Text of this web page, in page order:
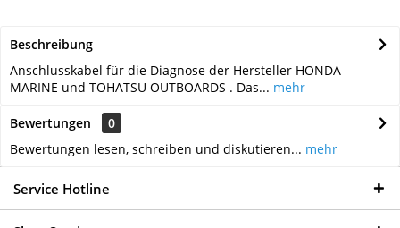
Beschreibung
Anschlusskabel für die Diagnose der Hersteller HONDA
MARINE und TOHATSU OUTBOARDS . Das... mehr
Bewertungen
0
Bewertungen lesen, schreiben und diskutieren... mehr
Service Hotline